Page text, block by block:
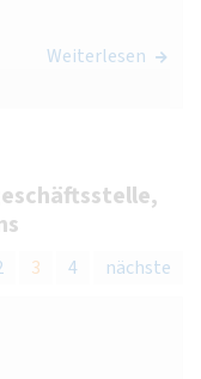
Weiterlesen
3 4 nächste